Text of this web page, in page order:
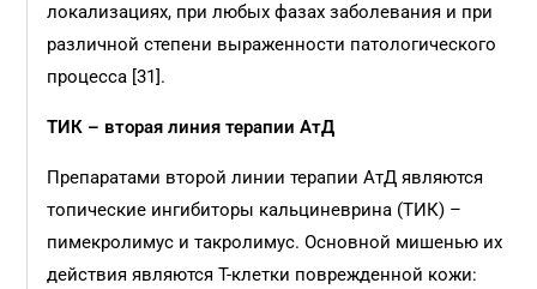
локализациях, при любых фазах заболевания и при
различной степени выраженности патологического
процесса [31].
ТИК – вторая линия терапии АтД
Препаратами второй линии терапии АтД являются
топические ингибиторы кальциневрина (ТИК) –
пимекролимус и такролимус. Основной мишенью их
действия являются Т-клетки поврежденной кожи: